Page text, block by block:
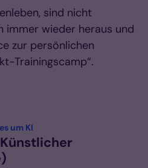
sind nicht
immer wieder heraus und
zur persönlichen
Trainingscamp“.
um KI